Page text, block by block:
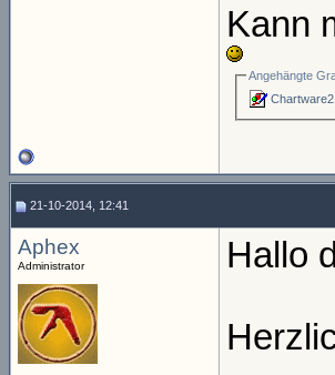
Kann
Angehängte
21-10-2014, 12:41
Aphex
Administrator Hallo